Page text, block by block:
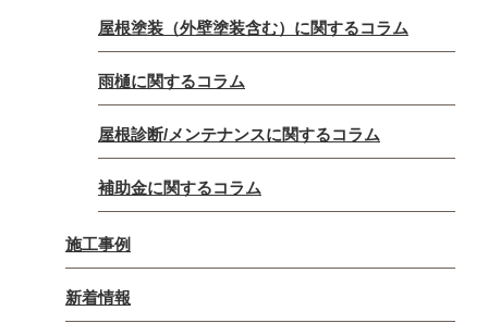
屋根塗装（外壁塗装含む）に関するコラム
雨樋に関するコラム
屋根診断/メンテナンスに関するコラム
補助金に関するコラム
施工事例
新着情報